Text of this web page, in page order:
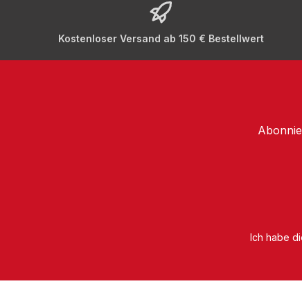
Kostenloser Versand ab 150 € Bestellwert
Ich habe